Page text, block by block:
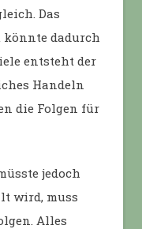
Das
könnte dadurch
entsteht der
Handeln
die Folgen für
jedoch
wird, muss
Alles